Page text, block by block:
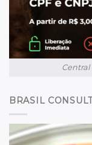
Central
BRASIL